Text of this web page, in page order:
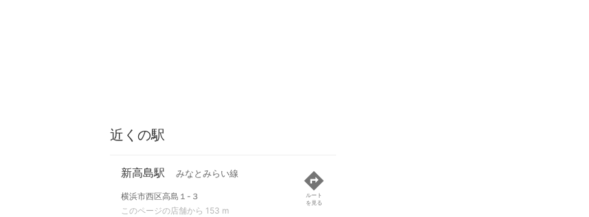
近くの駅
新高島駅 みなとみらい線
横浜市西区高島１-３
このページの店舗から 153 m
ルート
を見る